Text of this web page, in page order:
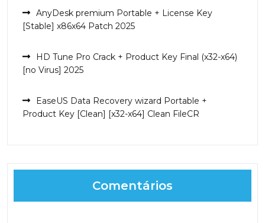
AnyDesk premium Portable + License Key
[Stable] x86x64 Patch 2025
HD Tune Pro Crack + Product Key Final (x32-x64)
[no Virus] 2025
EaseUS Data Recovery wizard Portable +
Product Key [Clean] [x32-x64] Clean FileCR
Comentários